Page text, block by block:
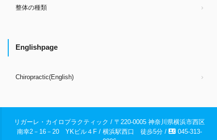
整体の種類
Englishpage
Chiropractic(English)
リガーレ・カイロプラクティック / 〒220-0005 神奈川県横浜市西区
南幸2－16－20 YKビル４F / 横浜駅西口 徒歩5分 / contact_phone 045-313-